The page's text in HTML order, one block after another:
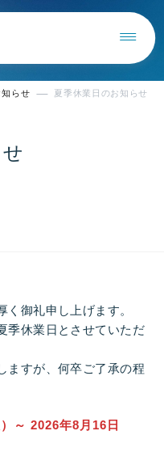
知らせ 夏季休業日のお知らせ
御礼申し上げます。
季休業日とさせていただ
ますが、何卒ご了承の程
～ 2026年8月16日